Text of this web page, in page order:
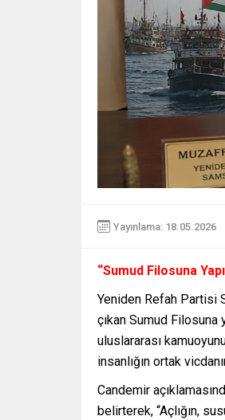
Yayınlama: 18.05.2026
“Sumud Filosuna
Yeniden Refah Partisi
çıkan Sumud Filosuna
uluslararası
insanlığın ortak
Candemir
belirterek, “Açlığın,